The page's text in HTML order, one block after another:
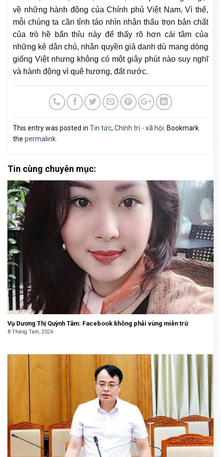
về những hành động của Chính phủ Việt Nam. Vì thế,
mỗi chúng ta cần tỉnh táo nhìn nhận thấu trọn bản chất
của trò hề bẩn thỉu này để thấy rõ hơn cái tâm của
những kẻ dân chủ, nhân quyền giả danh dù mang dòng
giống Việt nhưng không có một giây phút nào suy nghĩ
và hành động vì quê hương, đất nước.
This entry was posted in Tin tức, Chính trị - xã hội . Bookmark
the permalink
Tin cùng chuyên mục:
Vụ Dương Thị Quỳnh Tâm: Facebook không phải vùng miễn trừ
8 Tháng Tám, 2026